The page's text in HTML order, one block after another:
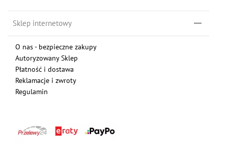
Sklep internetowy
O nas - bezpieczne zakupy
Autoryzowany Sklep
Płatność i dostawa
Reklamacje i zwroty
Regulamin